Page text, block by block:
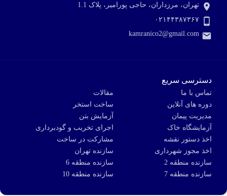
تهران، مرزداران، حاجی پورامیر، پلاک 1.1
۰۲۱۴۴۳۸۷۳۶۷
kamranico2@gmail.com
دسترسی سریع
تماس با ما
مقالات
دوره های آنلاین
ساخت استخر
مدیریت پیمان
آزمایش بتن
آزمایشگاه خاک
اجرای تخریب و گودبرداری
اخذ دستور نقشه
مشارکت در ساخت
اخذ مجوز شهرداری
سازنده تهران
سازنده منطقه 2
سازنده منطقه 6
سازنده منطقه 7
سازنده منطقه 10